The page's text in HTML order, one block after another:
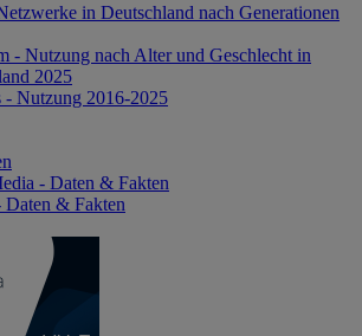
in Deutschland nach Generationen
- Nutzung nach Alter und Geschlecht in
2025
- Nutzung 2016-2025
- Daten & Fakten
& Fakten